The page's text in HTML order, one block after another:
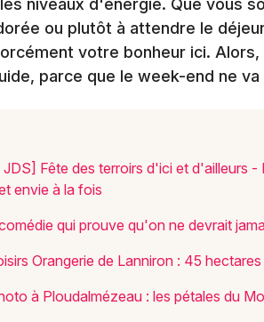
niveaux d'énergie. Que vous
ou plutôt à attendre le
votre bonheur ici.
parce que le week-end ne
Fête des terroirs d'ici et d'ailleurs -
envie à la fois
qui prouve qu'on ne devrait
Orangerie de Lanniron : 45
à Ploudalmézeau : les pétales du